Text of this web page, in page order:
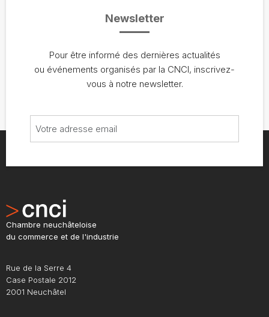
Newsletter
Pour être informé des dernières actualités
ou événements organisés par la CNCI, inscrivez-
vous à notre newsletter.
Chambre neuchâteloise
du commerce et de l'industrie
Rue de la Serre 4
Case Postale 2012
2001 Neuchâtel